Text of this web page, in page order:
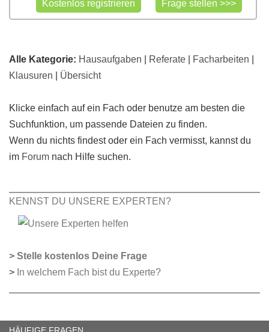
Alle Kategorie: Hausaufgaben Referate Facharbeiten
Klausuren
Übersicht
Klicke einfach auf ein Fach oder benutze am besten die
Suchfunktion, um passende Dateien zu finden.
Wenn du nichts findest oder ein Fach vermisst, kannst du
im Forum nach Hilfe suchen.
KENNST DU UNSERE EXPERTEN?
> Stelle kostenlos Deine Frage
> In welchem Fach bist du Experte?